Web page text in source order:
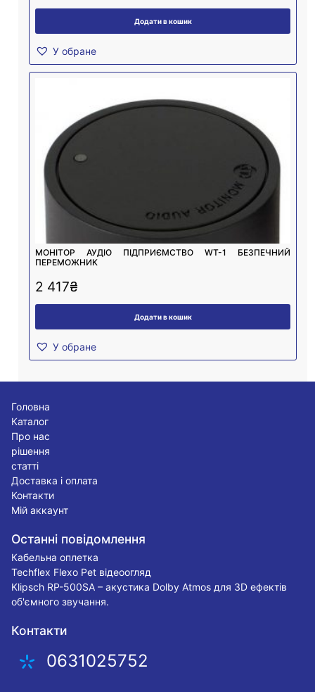
Додати в кошик
У обране
МОНІТОР АУДІО ПІДПРИЄМСТВО WT-1 БЕЗПЕЧНИЙ
ПЕРЕМОЖНИК
2 417₴
Додати в кошик
У обране
Головна
Каталог
Про нас
рішення
статті
Доставка і оплата
Контакти
Мій аккаунт
Останні повідомлення
Кабельна оплетка
Techflex Flexo Pet відеоогляд
Klipsch RP-500SA – акустика Dolby Atmos для 3D ефектів
об'ємного звучання.
Контакти
0631025752